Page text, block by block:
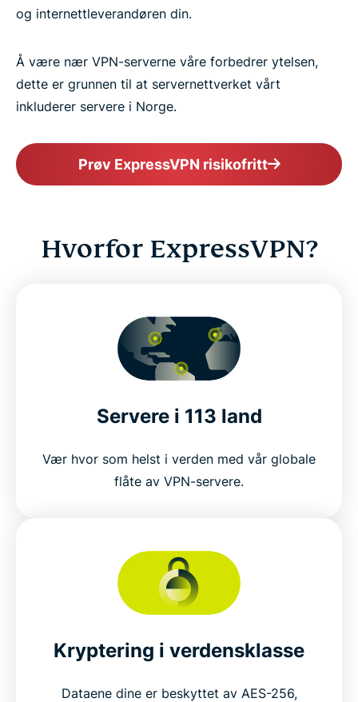
og internettleverandøren din.
Å være nær VPN-serverne våre forbedrer ytelsen,
dette er grunnen til at servernettverket vårt
inkluderer servere i Norge.
Prøv ExpressVPN risikofritt
Hvorfor ExpressVPN?
Servere i 113 land
Vær hvor som helst i verden med vår globale
flåte av VPN-servere.
Kryptering i verdensklasse
Dataene dine er beskyttet av AES-256,